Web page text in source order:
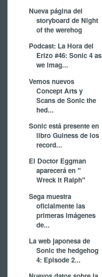
Nueva página del
storyboard de Night
of the werehog
Podcast: La Hora del
Erizo #46: Sonic 4 as
we imag...
Vemos nuevos
Concept Arts y
Scans de Sonic the
hed...
Sonic está presente en
libro Guiness de los
record...
El Doctor Eggman
aparecerá en "
Wreck It Ralph"
Sega muestra
oficialmente las
primeras imágenes
de...
La web japonesa de
Sonic the hedgehog
4: Episode 2...